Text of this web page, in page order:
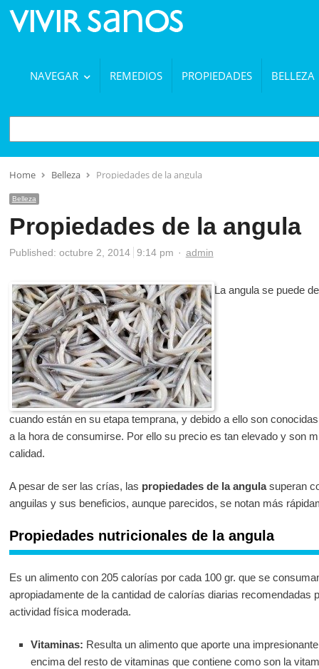
NAVEGAR REMEDIOS PROPIEDADES BELLEZA
BUSCAR
Home Belleza Propiedades de la angula
Belleza
Propiedades de la angula
Published: octubre 2, 2014 9:14 pm Author
admin
La angula se puede
cuando están en su etapa temprana, y debido a ello son
a la hora de consumirse. Por ello su precio es tan elevado y son
calidad.
A pesar de ser las crías, las propiedades de la angulasuperan
anguilas y sus beneficios, aunque parecidos, se notan más
Propiedades nutricionales de la angula
Es un alimento con 205 calorías por cada 100 gr. que se
apropiadamente de la cantidad de calorías diarias recomendadas
actividad física moderada.
Vitaminas: Resulta un alimento que aporte una
encima del resto de vitaminas que contiene como son la